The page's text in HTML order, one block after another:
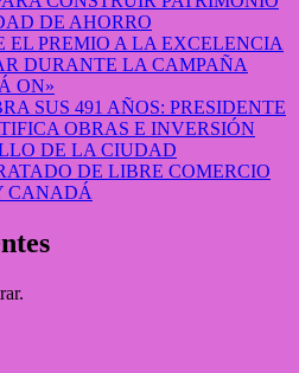
DE AHORRO
EL PREMIO A LA EXCELENCIA
DURANTE LA CAMPAÑA
ON»
SUS 491 AÑOS: PRESIDENTE
OBRAS E INVERSIÓN
DE LA CIUDAD
DE LIBRE COMERCIO
CANADÁ